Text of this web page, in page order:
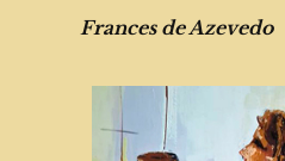
Frances de Azevedo